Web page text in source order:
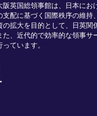
英国総領事館は、日本にお
配に基づく国際秩序の維持
拡大を目的として、日英関
た、近代的で効率的な領事サ
ています。